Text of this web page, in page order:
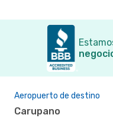
Aeropuerto de destino
Carupano